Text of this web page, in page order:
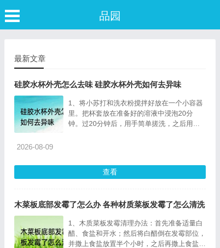
品园
最新文章
硅胶水杯外壳怎么去味 硅胶水杯外壳如何去异味
1、将小苏打和洗衣粉搅拌好放在一个小容器
里。把杯套放在准备好的溶液中浸泡20分
钟。过20分钟后，用手简单搓洗，之后用清
2026-08-09
查看
木菜板底部发霉了怎么办 各种材质菜板发霉了怎么清洗
1、木质菜板发霉清理办法：首先准备适量白
醋、食盐和开水；然后将白醋倒在发霉部位，
并撒上食盐放置半个小时，之后再撒上食盐使